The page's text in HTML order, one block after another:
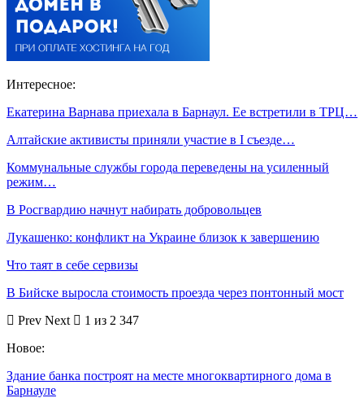
Интересное:
Екатерина Варнава приехала в Барнаул. Ее встретили в ТРЦ…
Алтайские активисты приняли участие в I съезде…
Коммунальные службы города переведены на усиленный
режим…
В Росгвардию начнут набирать добровольцев
Лукашенко: конфликт на Украине близок к завершению
Что таят в себе сервизы
В Бийске выросла стоимость проезда через понтонный мост
Prev Next
1 из 2 347
Новое:
Здание банка построят на месте многоквартирного дома в
Барнауле